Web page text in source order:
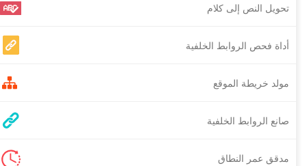
تحويل النص إلى كلام
أداة فحص الروابط الخلفية
مولد خريطة الموقع
صانع الروابط الخلفية
مدقق عمر النطاق